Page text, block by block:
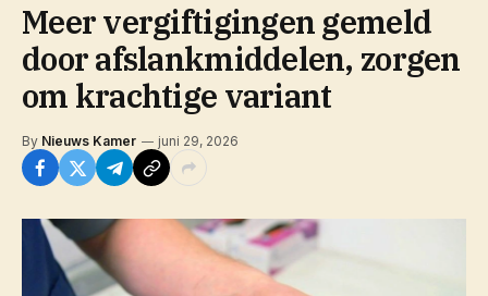
Meer vergiftigingen gemeld
door afslankmiddelen, zorgen
om krachtige variant
By Nieuws Kamer juni 29, 2026